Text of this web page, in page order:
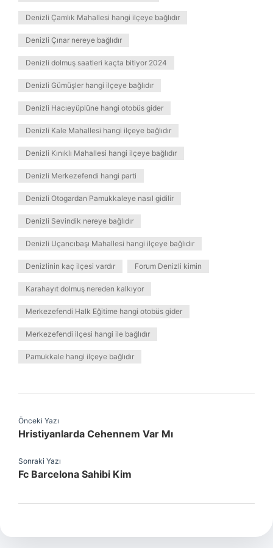
Denizli Çamlık Mahallesi hangi ilçeye bağlıdır
Denizli Çınar nereye bağlıdır
Denizli dolmuş saatleri kaçta bitiyor 2024
Denizli Gümüşler hangi ilçeye bağlıdır
Denizli Hacıeyüplüne hangi otobüs gider
Denizli Kale Mahallesi hangi ilçeye bağlıdır
Denizli Kınıklı Mahallesi hangi ilçeye bağlıdır
Denizli Merkezefendi hangi parti
Denizli Otogardan Pamukkaleye nasıl gidilir
Denizli Sevindik nereye bağlıdır
Denizli Uçancıbaşı Mahallesi hangi ilçeye bağlıdır
Denizlinin kaç ilçesi vardır Forum Denizli kimin
Karahayıt dolmuş nereden kalkıyor
Merkezefendi Halk Eğitime hangi otobüs gider
Merkezefendi ilçesi hangi ile bağlıdır
Pamukkale hangi ilçeye bağlıdır
Önceki Yazı
Hristiyanlarda Cehennem Var Mı
Sonraki Yazı
Fc Barcelona Sahibi Kim